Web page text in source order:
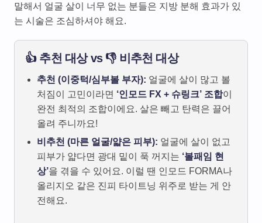
말해서 얼굴 살이 너무 없는 분들은 지방 분해 효과가 있
는 시술은 조심하셔야 해요.
👍 추천 대상 vs 👎 비추천 대상
추천 (이중턱/심부볼 부자): 얼굴에 살이 많고 볼
처짐이 고민이라면 ‘인모드 FX + 슈링크’ 조합이
완전 최적의 조합이에요. 살은 빼고 탄력은 끌어
올려 주니까요!
비추천 (마른 얼굴/얇은 피부): 얼굴에 살이 없고
피부가 얇다면 광대 밑이 푹 꺼지는 ‘볼패임 현
상’을 겪을 수 있어요. 이럴 땐 인모드 FORMA나
올리지오 같은 진피 타이트닝 위주로 받는 게 안
전해요.